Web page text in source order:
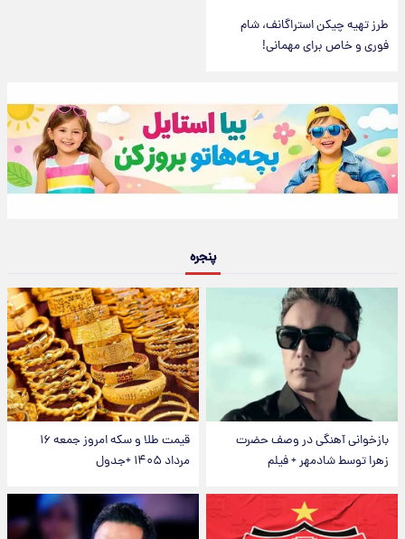
طرز تهیه چیکن استراگانف، شام
فوری و خاص برای مهمانی!
پنجره
بازخوانی آهنگی در وصف حضرت
زهرا توسط شادمهر + فیلم
قیمت طلا و سکه امروز جمعه ۱۶
مرداد ۱۴۰۵ +جدول